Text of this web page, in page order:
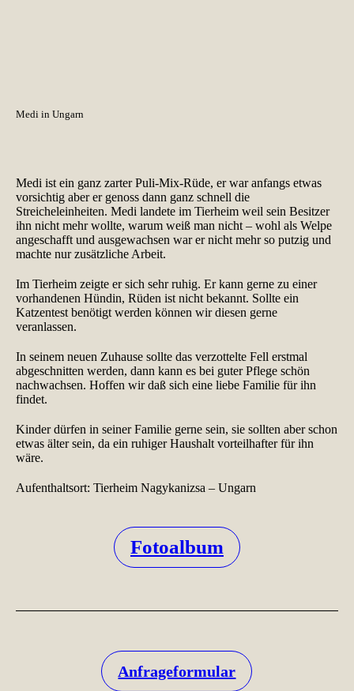
Medi in Ungarn
Medi ist ein ganz zarter Puli-Mix-Rüde, er war anfangs etwas
vorsichtig aber er genoss dann ganz schnell die
Streicheleinheiten. Medi landete im Tierheim weil sein Besitzer
ihn nicht mehr wollte, warum weiß man nicht – wohl als Welpe
angeschafft und ausgewachsen war er nicht mehr so putzig und
machte nur zusätzliche Arbeit.
Im Tierheim zeigte er sich sehr ruhig. Er kann gerne zu einer
vorhandenen Hündin, Rüden ist nicht bekannt. Sollte ein
Katzentest benötigt werden können wir diesen gerne
veranlassen.
In seinem neuen Zuhause sollte das verzottelte Fell erstmal
abgeschnitten werden, dann kann es bei guter Pflege schön
nachwachsen. Hoffen wir daß sich eine liebe Familie für ihn
findet.
Kinder dürfen in seiner Familie gerne sein, sie sollten aber schon
etwas älter sein, da ein ruhiger Haushalt vorteilhafter für ihn
wäre.
Aufenthaltsort: Tierheim Nagykanizsa – Ungarn
Fotoalbum
Anfrageformular